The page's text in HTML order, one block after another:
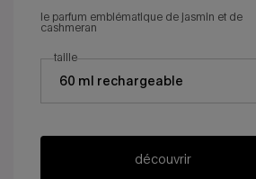
le parfum emblématique de jasmin et de
cashmeran
Select a taille for alien eau de parfum
60 ml rechargeable
sélectionner une
taillepour eau de parfum alien
découvrir